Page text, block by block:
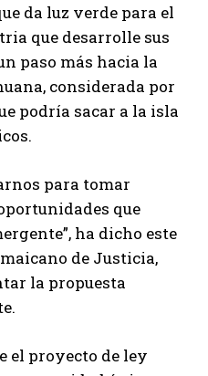
da luz verde para el
que desarrolle sus
paso más hacia la
considerada por
podría sacar a la isla
para tomar
que
ha dicho este
de Justicia,
la propuesta
el proyecto de ley